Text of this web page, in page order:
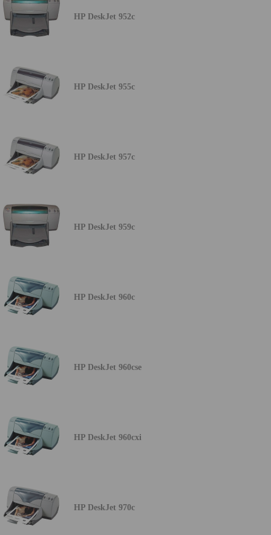
HP DeskJet 952c
HP DeskJet 955c
HP DeskJet 957c
HP DeskJet 959c
HP DeskJet 960c
HP DeskJet 960cse
HP DeskJet 960cxi
HP DeskJet 970c